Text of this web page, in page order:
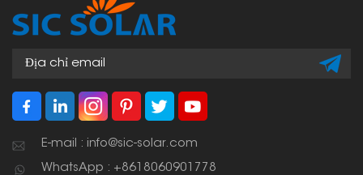
E-mail : info@sic-solar.com
WhatsApp : +8618060901778